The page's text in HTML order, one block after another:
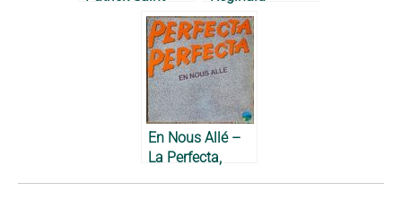
Eloi, 1984
Policard, 1997
En Nous Allé –
La Perfecta,